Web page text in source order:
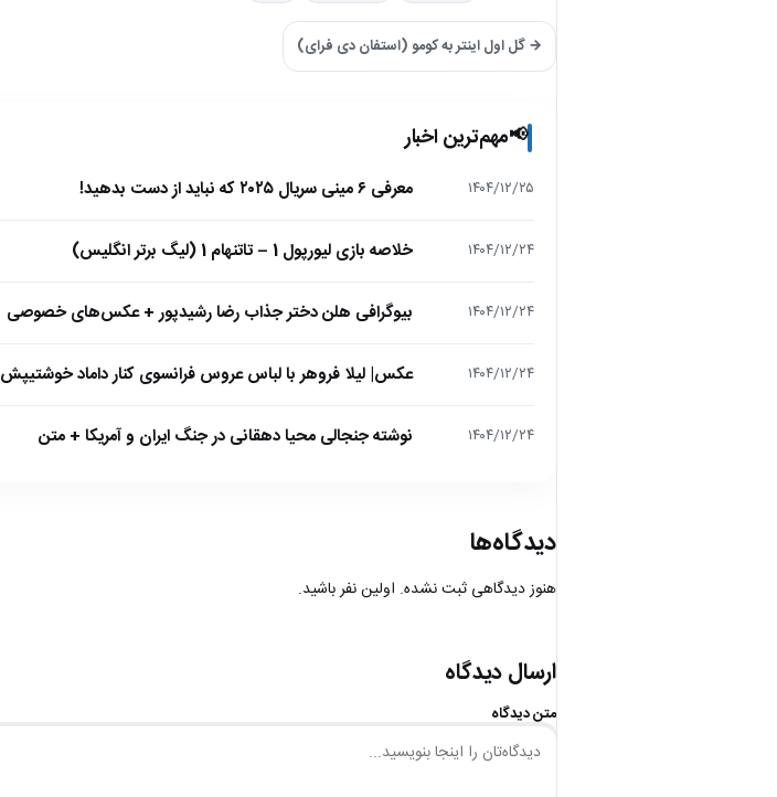
→ گل اول اینتر به کومو (استفان دی فرای)
📢مهم‌ترین اخبار
۱۴۰۴/۱۲/۲۵ معرفی ۶ مینی سریال ۲۰۲۵ که نباید از دست بدهید!
۱۴۰۴/۱۲/۲۴ خلاصه بازی لیورپول 1 – تاتنهام 1 (لیگ برتر انگلیس)
۱۴۰۴/۱۲/۲۴ بیوگرافی هلن دختر جذاب رضا رشیدپور + عکس‌های خصوصی
۱۴۰۴/۱۲/۲۴ عکس| لیلا فروهر با لباس عروس فرانسوی کنار داماد خوشتیپش
۱۴۰۴/۱۲/۲۴ نوشته جنجالی محیا دهقانی در جنگ ایران و آمریکا + متن
دیدگاه‌ها
هنوز دیدگاهی ثبت نشده. اولین نفر باشید.
ارسال دیدگاه
متن دیدگاه